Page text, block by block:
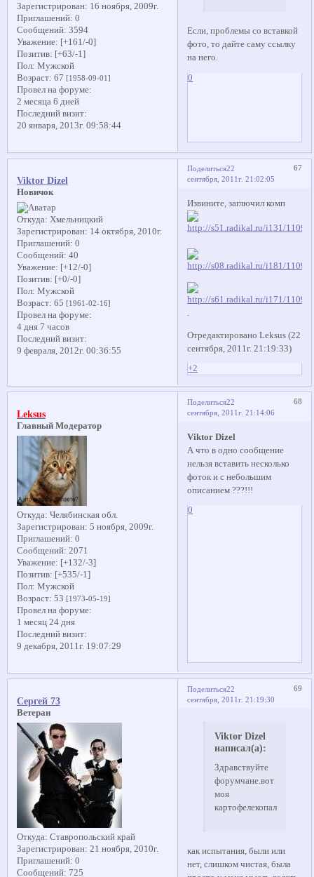
Зарегистрирован: 16 ноября, 2009г.
Приглашений: 0
Сообщений: 3594
Уважение: [+161/-0]
Позитив: [+63/-1]
Пол: Мужской
Возраст: 67 [1958-09-01]
Провел на форуме:
2 месяца 6 дней
Последний визит:
20 января, 2013г. 09:58:44
Если, проблемы со вставкой
фото, то дайте саму ссылку
на него.
0
Поделиться 67
22
сентября, 2011г. 21:02:05
Viktor Dizel
Новичок
Откуда: Хмельницкий
Зарегистрирован: 14 октября, 2010г.
Приглашений: 0
Сообщений: 40
Уважение: [+12/-0]
Позитив: [+0/-0]
Пол: Мужской
Возраст: 65 [1961-02-16]
Провел на форуме:
4 дня 7 часов
Последний визит:
9 февраля, 2012г. 00:36:55
Извините, заглючил комп
.
Отредактировано Leksus (22
сентября, 2011г. 21:19:33)
+2
Поделиться 68
22
сентября, 2011г. 21:14:06
Leksus
Главный Модератор
Откуда: Челябинская обл.
Зарегистрирован: 5 ноября, 2009г.
Приглашений: 0
Сообщений: 2071
Уважение: [+132/-3]
Позитив: [+535/-1]
Пол: Мужской
Возраст: 53 [1973-05-19]
Провел на форуме:
1 месяц 24 дня
Последний визит:
9 декабря, 2011г. 19:07:29
Viktor Dizel
А что в одно сообщение
нельзя вставить несколько
фоток и с небольшим
описанием ???!!!
0
Поделиться 69
22
сентября, 2011г. 21:19:30
Сергей 73
Ветеран
Откуда: Ставропольский край
Зарегистрирован: 21 ноября, 2010г.
Приглашений: 0
Сообщений: 725
Viktor Dizel
написал(а):
Здравствуйте
форумчане.вот
моя
картофелекопалка.
как испытания, были или
нет, слишком чистая, была